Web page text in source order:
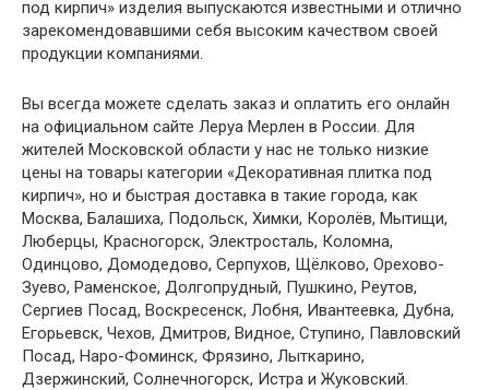
под кирпич» изделия выпускаются известными и отлично
зарекомендовавшими себя высоким качеством своей
продукции компаниями.
Вы всегда можете сделать заказ и оплатить его онлайн
на официальном сайте Леруа Мерлен в России. Для
жителей Московской области у нас не только низкие
цены на товары категории «Декоративная плитка под
кирпич», но и быстрая доставка в такие города, как
Москва, Балашиха, Подольск, Химки, Королёв, Мытищи,
Люберцы, Красногорск, Электросталь, Коломна,
Одинцово, Домодедово, Серпухов, Щёлково, Орехово-
Зуево, Раменское, Долгопрудный, Пушкино, Реутов,
Сергиев Посад, Воскресенск, Лобня, Ивантеевка, Дубна,
Егорьевск, Чехов, Дмитров, Видное, Ступино, Павловский
Посад, Наро-Фоминск, Фрязино, Лыткарино,
Дзержинский, Солнечногорск, Истра и Жуковский.